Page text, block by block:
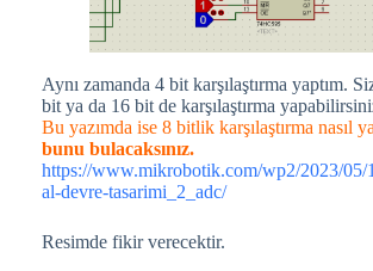
Aynı zamanda 4 bit karşılaştırma yaptım.
bit ya da 16 bit de karşılaştırma
Bu yazımda ise 8 bitlik karşılaştırma nasıl
bunu bulacaksınız.
https://www.mikrobotik.com/wp2/2023/05/
al-devre-tasarimi_2_adc/
Resimde fikir verecektir.